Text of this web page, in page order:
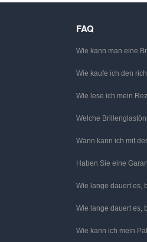
FAQ
Wie kann man eine
Wie kaufe ich den
Wie lese ich mein
Welche
Wann kann ich mit
Haben Sie eine
Wie lange dauert es,
Wie lange dauert es,
Wie kann ich mein